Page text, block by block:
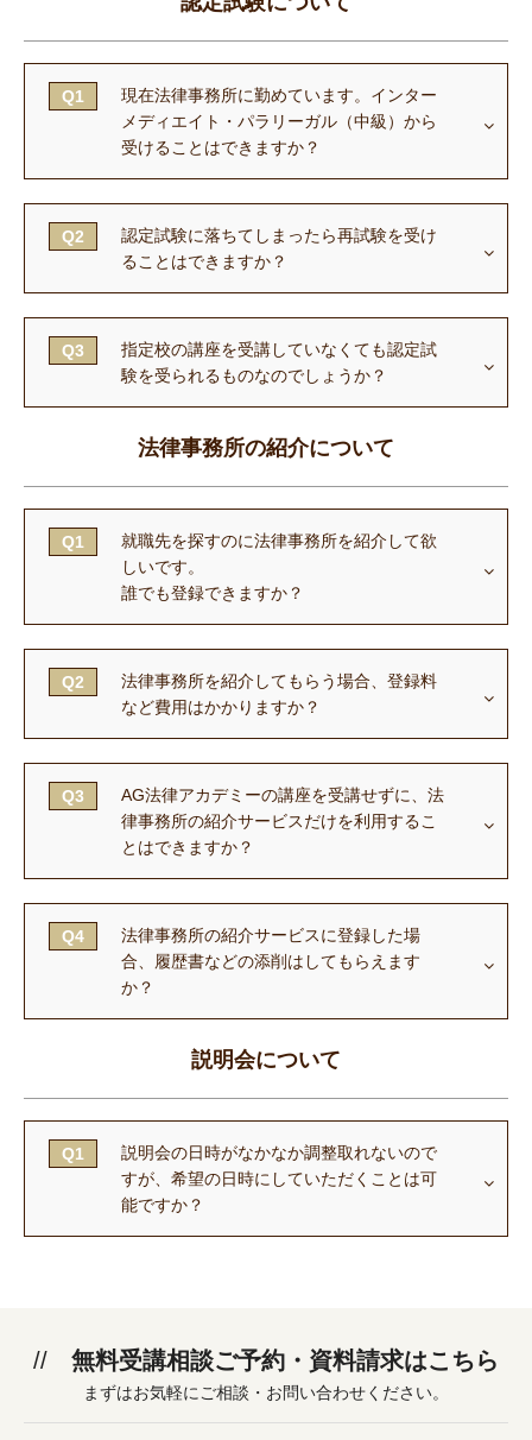
Q1
現在法律事務所に勤めています。インター
メディエイト・パラリーガル（中級）から
受けることはできますか？
Q2
認定試験に落ちてしまったら再試験を受け
ることはできますか？
Q3
指定校の講座を受講していなくても認定試
験を受られるものなのでしょうか？
法律事務所の紹介について
Q1
就職先を探すのに法律事務所を紹介して欲
しいです。
誰でも登録できますか？
Q2
法律事務所を紹介してもらう場合、登録料
など費用はかかりますか？
Q3
AG法律アカデミーの講座を受講せずに、法
律事務所の紹介サービスだけを利用するこ
とはできますか？
Q4
法律事務所の紹介サービスに登録した場
合、履歴書などの添削はしてもらえます
か？
説明会について
Q1
説明会の日時がなかなか調整取れないので
すが、希望の日時にしていただくことは可
能ですか？
無料受講相談ご予約・資料請求はこちら
まずはお気軽にご相談・お問い合わせください。